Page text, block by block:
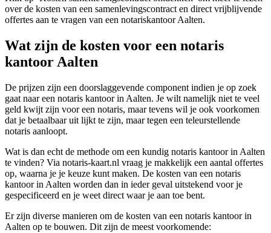
over de kosten van een samenlevingscontract en direct vrijblijvende
offertes aan te vragen van een notariskantoor Aalten.
Wat zijn de kosten voor een notaris
kantoor Aalten
De prijzen zijn een doorslaggevende component indien je op zoek
gaat naar een notaris kantoor in Aalten. Je wilt namelijk niet te veel
geld kwijt zijn voor een notaris, maar tevens wil je ook voorkomen
dat je betaalbaar uit lijkt te zijn, maar tegen een teleurstellende
notaris aanloopt.
Wat is dan echt de methode om een kundig notaris kantoor in Aalten
te vinden? Via notaris-kaart.nl vraag je makkelijk een aantal offertes
op, waarna je je keuze kunt maken. De kosten van een notaris
kantoor in Aalten worden dan in ieder geval uitstekend voor je
gespecificeerd en je weet direct waar je aan toe bent.
Er zijn diverse manieren om de kosten van een notaris kantoor in
Aalten op te bouwen. Dit zijn de meest voorkomende: